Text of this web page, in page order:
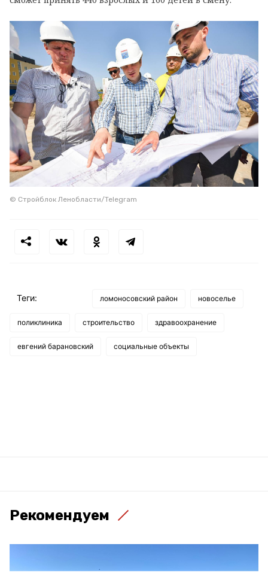
© Стройблок Ленобласти/Telegram
Теги: ломоносовский район новоселье
поликлиника строительство здравоохранение
евгений барановский социальные объекты
Рекомендуем